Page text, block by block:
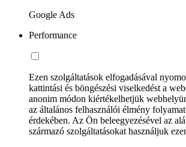
Google Ads
Performance
Ezen szolgáltatások elfogadásával
kattintási és böngészési viselkedést a
anonim módon kiértékelhetjük
az általános felhasználói élmény
érdekében. Az Ön beleegyezésével az
származó szolgáltatásokat használjuk